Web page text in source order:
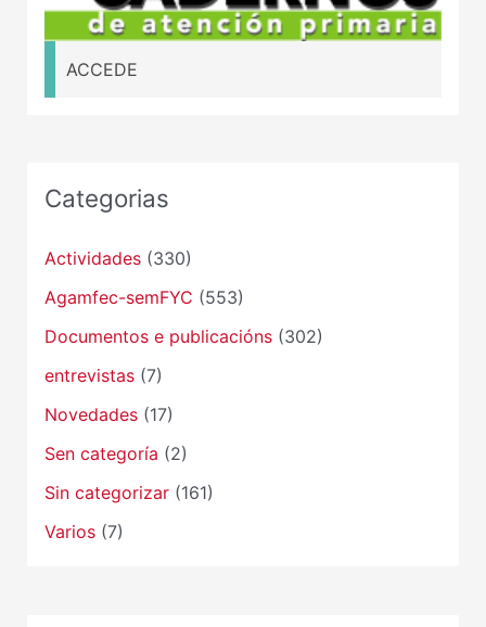
ACCEDE
Categorias
Actividades(330)
Agamfec-semFYC (553)
Documentos e publicacións(302)
entrevistas(7)
Novedades(17)
Sen categoría (2)
Sin categorizar(161)
Varios(7)